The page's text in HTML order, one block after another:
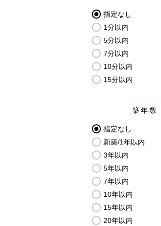
指定なし
1分以内
5分以内
7分以内
10分以内
15分以内
築年数
指定なし
新築/1年以内
3年以内
5年以内
7年以内
10年以内
15年以内
20年以内